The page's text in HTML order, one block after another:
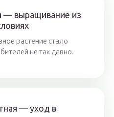
— выращивание из
растение стало
не так давно.
— уход в